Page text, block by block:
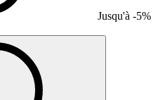
Jusqu'à -5%